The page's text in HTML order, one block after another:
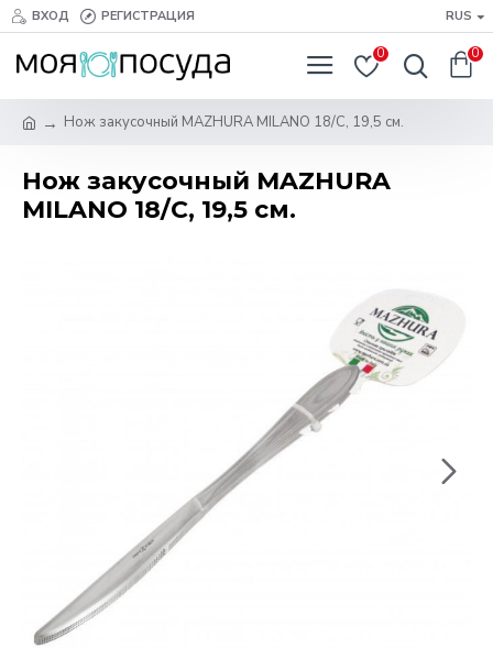
ВХОД РЕГИСТРАЦИЯ RUS
0 0
Нож закусочный MAZHURA MILANO 18/C, 19,5 см.
Нож закусочный MAZHURA
MILANO 18/C, 19,5 см.